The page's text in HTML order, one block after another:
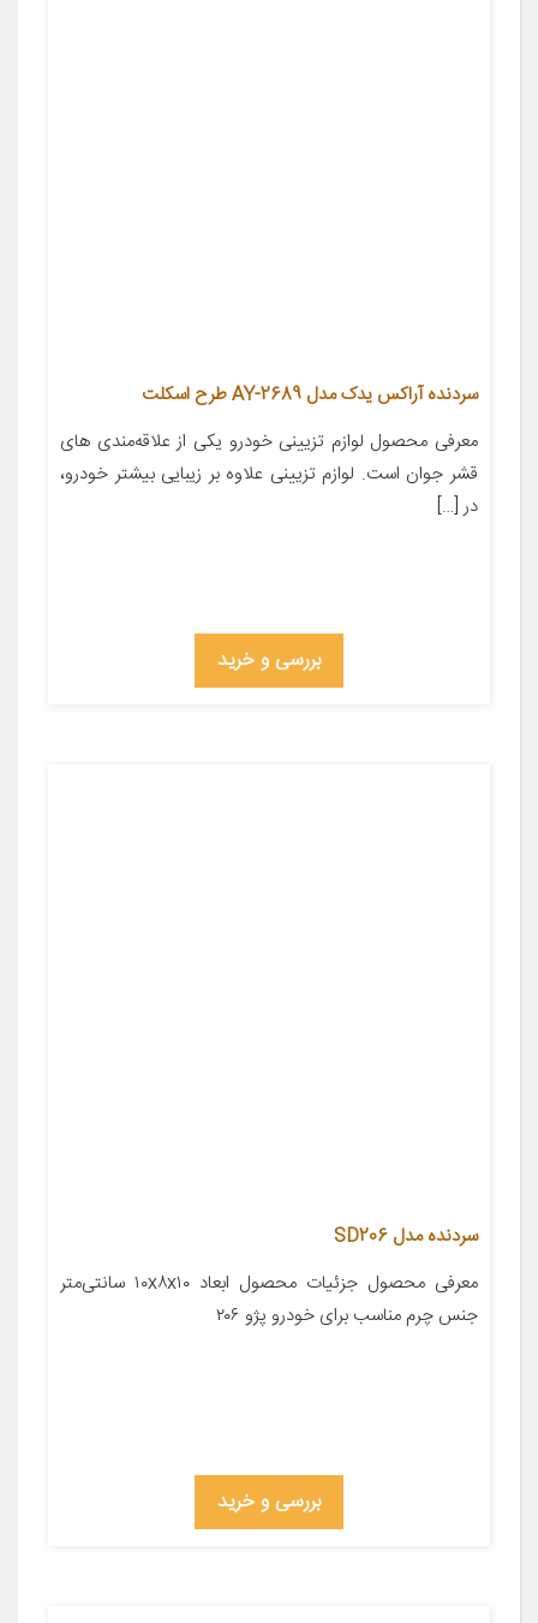
سردنده آراکس یدک مدل AY-2689 طرح اسکلت
معرفی محصول لوازم تزیینی خودرو یکی از علاقه‌مندی های
قشر جوان است. لوازم تزیینی علاوه بر زیبایی بیشتر خودرو،
در […]
بررسی و خرید
سردنده مدل SD206
معرفی محصول جزئیات محصول ابعاد ۱۰x۸x۱۰ سانتی‌متر
جنس چرم مناسب برای خودرو پژو ۲۰۶
بررسی و خرید